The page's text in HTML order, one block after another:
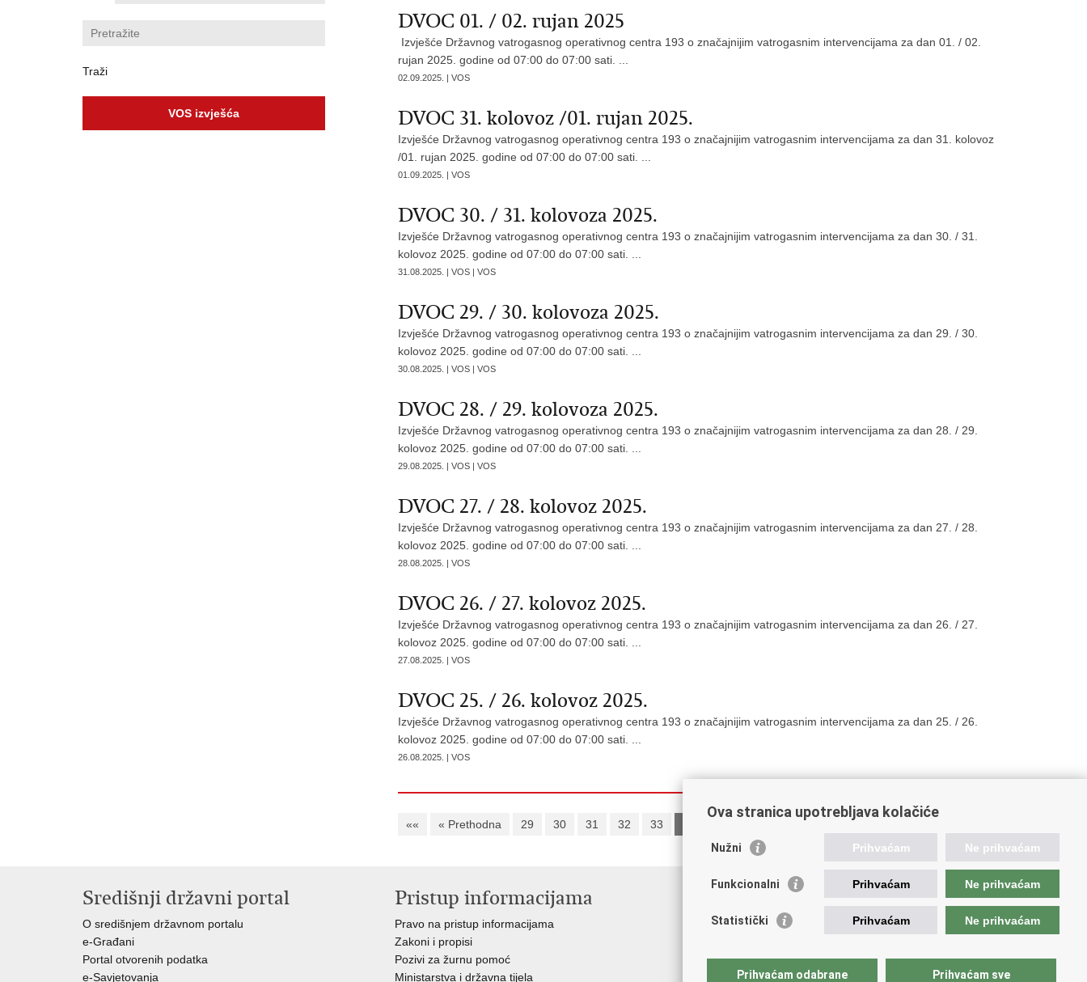
VOS izvješća
DVOC 01. / 02. rujan 2025
Izvješće Državnog vatrogasnog operativnog centra 193 o značajnijim vatrogasnim intervencijama za dan 01. / 02.
rujan 2025. godine od 07:00 do 07:00 sati. ...
02.09.2025. | VOS
DVOC 31. kolovoz /01. rujan 2025.
Izvješće Državnog vatrogasnog operativnog centra 193 o značajnijim vatrogasnim intervencijama za dan 31. kolovoz
/01. rujan 2025. godine od 07:00 do 07:00 sati. ...
01.09.2025. | VOS
DVOC 30. / 31. kolovoza 2025.
Izvješće Državnog vatrogasnog operativnog centra 193 o značajnijim vatrogasnim intervencijama za dan 30. / 31.
kolovoz 2025. godine od 07:00 do 07:00 sati. ...
31.08.2025. | VOS | VOS
DVOC 29. / 30. kolovoza 2025.
Izvješće Državnog vatrogasnog operativnog centra 193 o značajnijim vatrogasnim intervencijama za dan 29. / 30.
kolovoz 2025. godine od 07:00 do 07:00 sati. ...
30.08.2025. | VOS | VOS
DVOC 28. / 29. kolovoza 2025.
Izvješće Državnog vatrogasnog operativnog centra 193 o značajnijim vatrogasnim intervencijama za dan 28. / 29.
kolovoz 2025. godine od 07:00 do 07:00 sati. ...
29.08.2025. | VOS | VOS
DVOC 27. / 28. kolovoz 2025.
Izvješće Državnog vatrogasnog operativnog centra 193 o značajnijim vatrogasnim intervencijama za dan 27. / 28.
kolovoz 2025. godine od 07:00 do 07:00 sati. ...
28.08.2025. | VOS
DVOC 26. / 27. kolovoz 2025.
Izvješće Državnog vatrogasnog operativnog centra 193 o značajnijim vatrogasnim intervencijama za dan 26. / 27.
kolovoz 2025. godine od 07:00 do 07:00 sati. ...
27.08.2025. | VOS
DVOC 25. / 26. kolovoz 2025.
Izvješće Državnog vatrogasnog operativnog centra 193 o značajnijim vatrogasnim intervencijama za dan 25. / 26.
kolovoz 2025. godine od 07:00 do 07:00 sati. ...
26.08.2025. | VOS
«« « Prethodna 29 30 31 32 33 Sljedeća »
Središnji državni portal
O središnjem državnom portalu
e-Građani
Portal otvorenih podatka
e-Savjetovanja
Pristup informacijama
Pravo na pristup informacijama
Zakoni i propisi
Pozivi za žurnu pomoć
Ministarstva i državna tijela
Važne poveznice
Vlada RH
Muzej hrvatskog vatrogastva
Ova stranica upotrebljava kolačiće
Nužni Prihvaćam Ne prihvaćam
Funkcionalni Prihvaćam Ne prihvaćam
Statistički Prihvaćam Ne prihvaćam
Prihvaćam odabrane Prihvaćam sve